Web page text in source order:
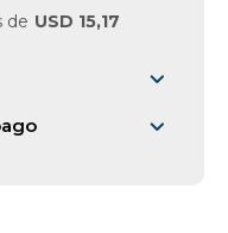
de USD 15,17